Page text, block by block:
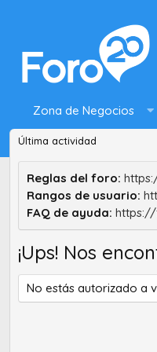
Zona de Negocios
Última actividad
Reglas del foro:
Rangos de usuario:
FAQ de ayuda:
¡Ups! Nos
No estás autorizado a